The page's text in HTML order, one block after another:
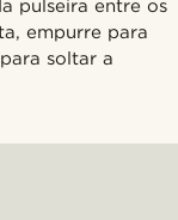
pulseira entre os
empurre para
soltar a